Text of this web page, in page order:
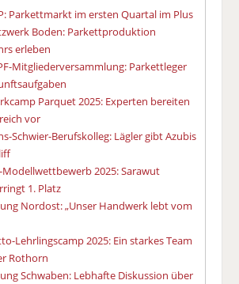
Parkettmarkt im ersten Quartal im Plus
Boden: Parkettproduktion
erleben
Mitgliederversammlung: Parkettleger
Parquet 2025: Experten bereiten
vor
Schwier-Berufskolleg: Lägler gibt Azubis
Modellwettbewerb 2025: Sarawut
1. Platz
Nordost: „Unser Handwerk lebt vom
Lehrlingscamp 2025: Ein starkes Team
Rothorn
Schwaben: Lebhafte Diskussion über